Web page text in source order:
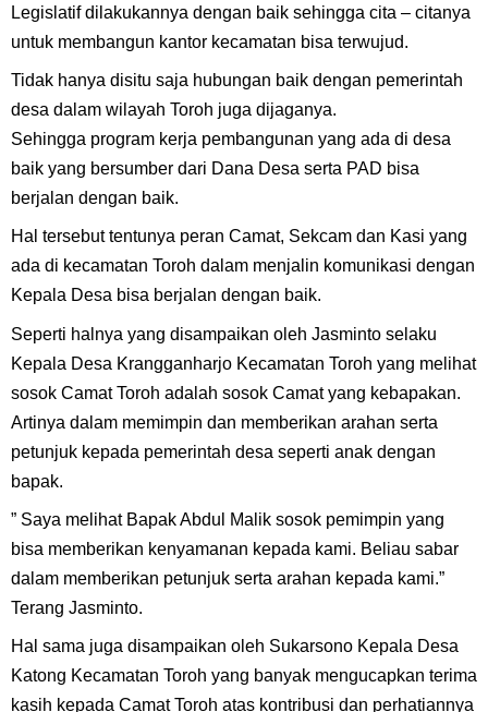
Legislatif dilakukannya dengan baik sehingga cita – citanya
untuk membangun kantor kecamatan bisa terwujud.
Tidak hanya disitu saja hubungan baik dengan pemerintah
desa dalam wilayah Toroh juga dijaganya.
Sehingga program kerja pembangunan yang ada di desa
baik yang bersumber dari Dana Desa serta PAD bisa
berjalan dengan baik.
Hal tersebut tentunya peran Camat, Sekcam dan Kasi yang
ada di kecamatan Toroh dalam menjalin komunikasi dengan
Kepala Desa bisa berjalan dengan baik.
Seperti halnya yang disampaikan oleh Jasminto selaku
Kepala Desa Krangganharjo Kecamatan Toroh yang melihat
sosok Camat Toroh adalah sosok Camat yang kebapakan.
Artinya dalam memimpin dan memberikan arahan serta
petunjuk kepada pemerintah desa seperti anak dengan
bapak.
” Saya melihat Bapak Abdul Malik sosok pemimpin yang
bisa memberikan kenyamanan kepada kami. Beliau sabar
dalam memberikan petunjuk serta arahan kepada kami.”
Terang Jasminto.
Hal sama juga disampaikan oleh Sukarsono Kepala Desa
Katong Kecamatan Toroh yang banyak mengucapkan terima
kasih kepada Camat Toroh atas kontribusi dan perhatiannya